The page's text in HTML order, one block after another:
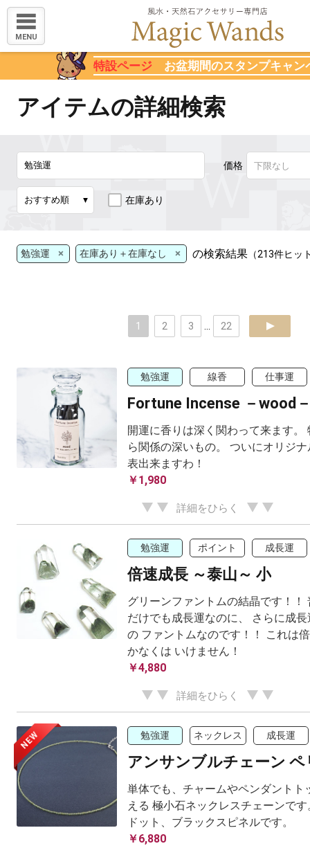
MENU
特設ページ お盆期間のスタンプキャン
アイテムの詳細検索
価格
在庫あり
勉強運 × 在庫あり＋在庫なし × の検索結果 （213件ヒッ
1 2 3 22 next
勉強運 線香 仕事運
Fortune Incense －wood
開運に香りは深く関わって来ます。
ら関係の深いもの。 ついにオリジ
表出来ますわ！
￥1,980
詳細をひらく
勉強運 ポイント 成長運
倍速成長 ～泰山～ 小
グリーンファントムの結晶です！！
だけでも成長運なのに、 さらに成
の ファントムなのです！！ これは
かなくは いけません！
￥4,880
詳細をひらく
NEW 勉強運 ネックレス 成長運
アンサンブルチェーン
単体でも、チャームやペンダントト
える 極小石ネックレスチェーンで
ドット、ブラックスピネルです。
￥6,880